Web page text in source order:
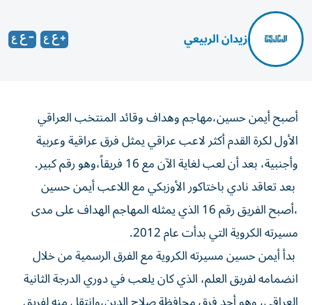
زيدان الربيعي
أصبح أيمن حسين،مهاجم وهداف وقائد المنتخب العراقي
الأول لكرة القدم أكثر لاعب عراقي يمثل فرق عراقية وعربية
وأجنبية، بعد أن لعب لغاية الآن مع 16 فريقاً،وهو رقم كبير.
بعد تعاقد نادي باختاكور الأوزبكي مع اللاعب أيمن حسين
،أصبح الفريق رقم 16 الذي يمثله المهاجم الهداف على مدى
مسيرته الكروية التي بدأت عام 2012.
بدأ أيمن حسين مسيرته الكروية مع الفرق الرسمية من خلال
انضمامه لفريق العلم، الذي كان يلعب في دوري الدرجة الثانية